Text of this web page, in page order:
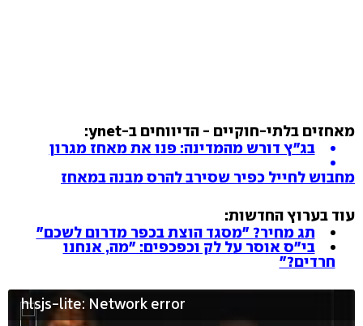
מאחזים בלתי-חוקיים - הדיווחים ב-ynet:
בג"ץ דורש מהמדינה: פנו את מאחז מגרון
מחבוש לחייל כפיר שסירב להרס מבנה במאחז
עוד בערוץ החדשות:
תג מחיר? "מסגד הוצת בכפר מדרום לשכם"
בי"ס אוסר על לק וכפכפים: "מה, אנחנו
חרדים?"
hlsjs-lite: Network error